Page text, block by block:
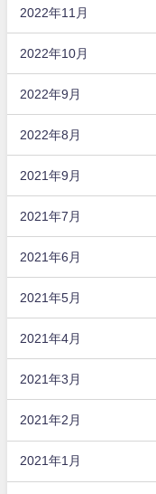
2022年11月
2022年10月
2022年9月
2022年8月
2021年9月
2021年7月
2021年6月
2021年5月
2021年4月
2021年3月
2021年2月
2021年1月